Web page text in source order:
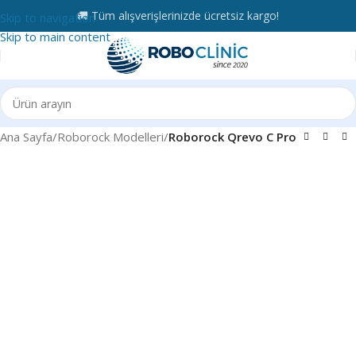
Skip to navigation
Skip to main content
🚚 Tüm alışverişlerinizde ücretsiz kargo!
Ana Sayfa Roborock Modelleri Roborock Qrevo C Pro